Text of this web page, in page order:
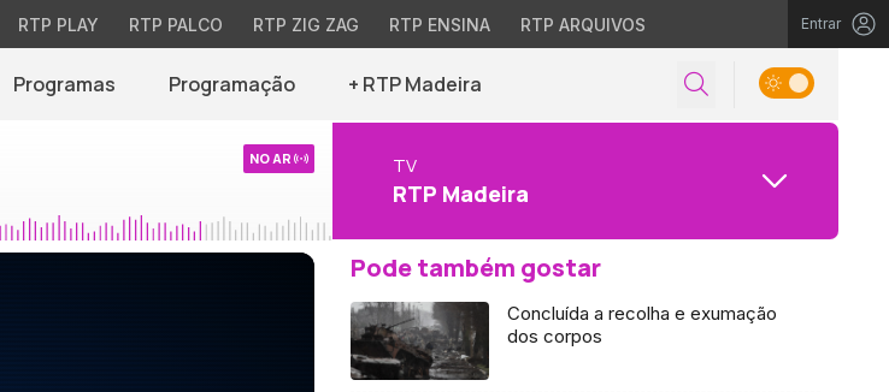
RTP PLAY RTP PALCO RTP ZIG ZAG RTP ENSINA RTP ARQUIVOS Entrar
Programas Programação + RTP Madeira
NO AR TV
RTP Madeira
Pode também gostar
Concluída a recolha e exumação
dos corpos